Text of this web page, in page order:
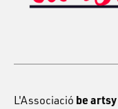
L'Associació be artsy